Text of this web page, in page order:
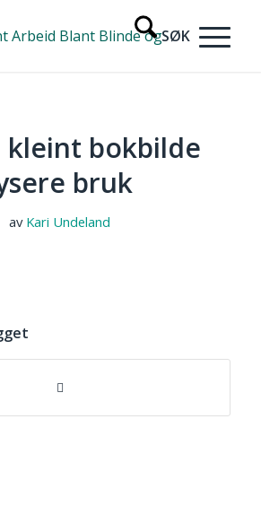
kleint bokbilde
bruk
av Kari Undeland